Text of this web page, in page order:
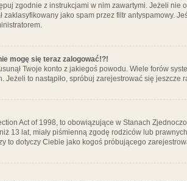
zgodnie z instrukcjami w nim zawartymi. Jeżeli nie
zaklasyfikowany jako spam przez filtr antyspamowy.
mogę się teraz zalogować!?!
Twoje konto z jakiegoś powodu. Wiele forów
Jeżeli to nastąpiło, spróbuj zarejestrować się jeszcze
Act of 1998, to obowiązujące w Stanach
13 lat, miały piśmienną zgodę rodziców lub
to dotyczy Ciebie jako kogoś próbującego